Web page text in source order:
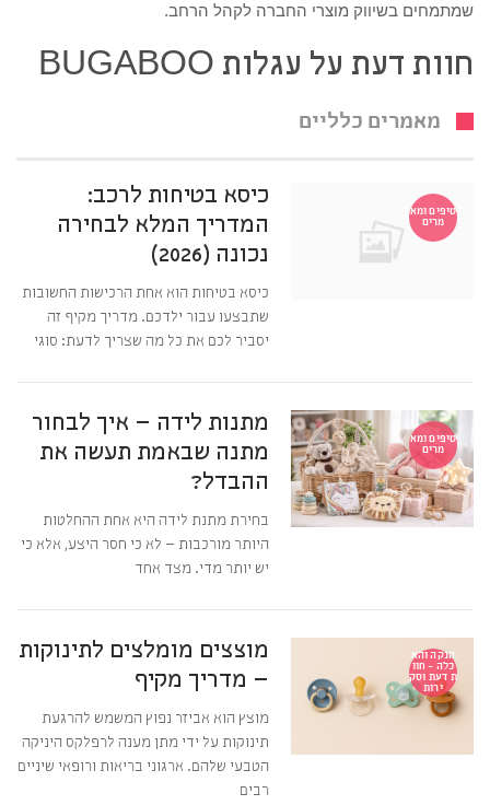
שמתמחים בשיווק מוצרי החברה לקהל הרחב.
חוות דעת על עגלות BUGABOO
מאמרים כלליים
טיפים ומא
מרים
כיסא בטיחות לרכב:
המדריך המלא לבחירה
נכונה (2026)
כיסא בטיחות הוא אחת הרכישות החשובות
שתבצעו עבור ילדכם. מדריך מקיף זה
יסביר לכם את כל מה שצריך לדעת: סוגי
טיפים ומא
מרים
מתנות לידה – איך לבחור
מתנה שבאמת תעשה את
ההבדל?
בחירת מתנת לידה היא אחת ההחלטות
היותר מורכבות – לא כי חסר היצע, אלא כי
יש יותר מדי. מצד אחד
הנקה והא
כלה - חוו
ת דעת וסק
ירות
מוצצים מומלצים לתינוקות
– מדריך מקיף
מוצץ הוא אביזר נפוץ המשמש להרגעת
תינוקות על ידי מתן מענה לרפלקס היניקה
הטבעי שלהם. ארגוני בריאות ורופאי שיניים
רבים